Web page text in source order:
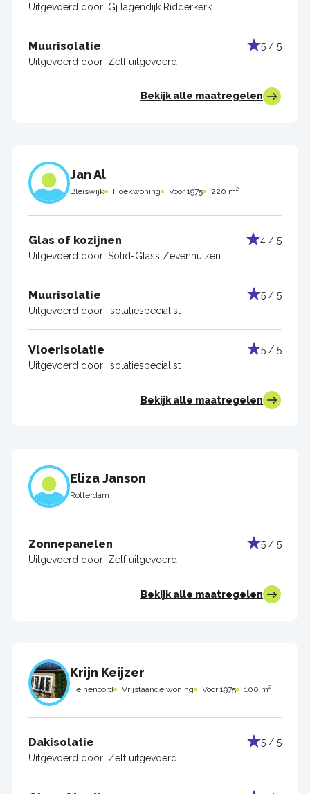
Uitgevoerd door: Gj lagendijk Ridderkerk
Muurisolatie
5 / 5
Uitgevoerd door: Zelf uitgevoerd
Bekijk alle maatregelen
Jan Al
Bleiswijk Hoekwoning Voor 1975 220 m²
Glas of kozijnen
4 / 5
Uitgevoerd door: Solid-Glass Zevenhuizen
Muurisolatie
5 / 5
Uitgevoerd door: Isolatiespecialist
Vloerisolatie
5 / 5
Uitgevoerd door: Isolatiespecialist
Bekijk alle maatregelen
Eliza Janson
Rotterdam
Zonnepanelen
5 / 5
Uitgevoerd door: Zelf uitgevoerd
Bekijk alle maatregelen
Krijn Keijzer
Heinenoord Vrijstaande woning Voor 1975 100 m²
Dakisolatie
5 / 5
Uitgevoerd door: Zelf uitgevoerd